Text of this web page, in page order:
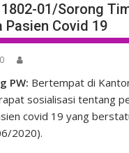
01/Sorong
Pasien Covid 19
PW: Bertempat di
sosialisasi tentang
covid 19 yang
2020).